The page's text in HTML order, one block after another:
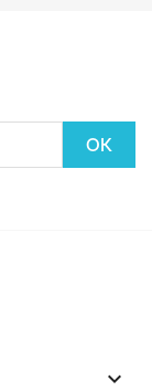
